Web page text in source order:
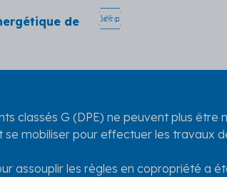
de
classés G (DPE) ne peuvent plus être
se mobiliser pour effectuer les travaux
assouplir les règles en copropriété a